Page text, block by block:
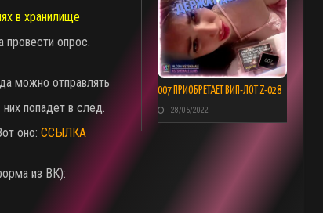
007 ПРИОБРЕТАЕТ ВИП-ЛОТ Z-028
28/05/2022
в хранилище
провести опрос.
можно отправлять
попадет в след.
оно: ССЫЛКА
из ВК):